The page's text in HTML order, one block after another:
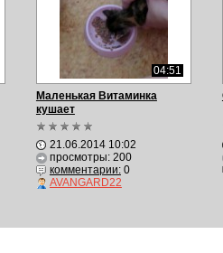
04:51
Маленькая Витаминка
кушает
21.06.2014 10:02
просмотры: 200
комментарии:0
AVANGARD22